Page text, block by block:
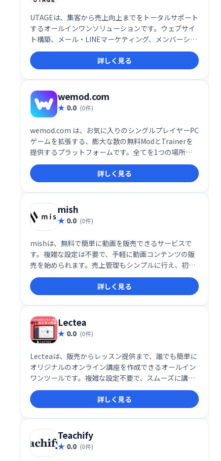
UTAGEは、集客から売上向上までをトータルサポート
するオールインワンソリューションです。ウェブサイ
ト構築、メール・LINEマーケティング、メンバーシッ
プ管理、決済処理、顧客情報管理、業務自動化など、
ビジネスに必要な機能を網羅。煩雑な作業を効率化
し、売上アップを実現します。集客や売上向上でお悩
みの事業者様は、ぜひUTAGEをご検討ください。
詳しく見る
wemod.com
0.0 (0件)
wemod.com は、お気に入りのシングルプレイヤーPC
ゲームを拡張する、膨大な数の無料ModとTrainerを
提供するプラットフォームです。全てを1つの場所に
集約し、簡単にアクセスできます。ゲームプレイをカ
スタマイズし、新たな楽しみ方を見つけましょう！数
千ものModとTrainerが、あなたのゲーム体験をレベ
ルアップさせます。wemod.comで、今すぐお好みの
ゲームを探して、プレイスタイルを自由にカスタマイ
ズしましょう！
詳しく見る
mish
0.0 (0件)
mishは、無料で簡単に動画を販売できるサービスで
す。複雑な設定は不要で、手軽に動画コンテンツの販
売を始められます。売上管理もシンプルに行え、初心
者でも安心して利用できます。動画販売で収益化を目
指したい方におすすめです。
詳しく見る
Lectea
0.0 (0件)
Lecteaは、販売からレッスン提供まで、誰でも簡単に
オリジナルのオンライン講座を作成できるオールイン
ワンツールです。複雑な設定不要で、スムーズに講座
作成・運営が可能。集客から販売、レッスン管理まで
を効率化し、オンライン講座ビジネスの成功をサポー
トします。
詳しく見る
Teachify
0.0 (0件)